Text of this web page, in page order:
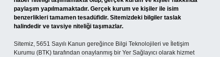
paylaşım yapılmamaktadır. Gerçek kurum ve kişiler ile isim
benzerlikleri tamamen tesadüfidir. Sitemizdeki bilgiler taslak
halindedir ve tavsiye niteliği taşımazlar.
Sitemiz, 5651 Sayılı Kanun gereğince Bilgi Teknolojileri ve İletişim
Kurumu (BTK) tarafından onaylanmış bir Yer Sağlayıcı olarak hizmet